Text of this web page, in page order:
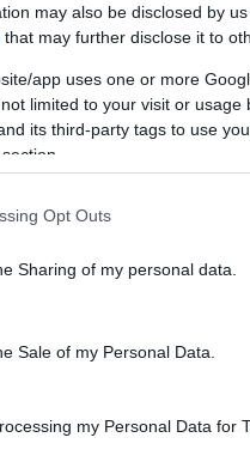
may also be disclosed by
that may further disclose it to
app uses one or more
limited to your visit or
its third-party tags to use
Opt Outs
Sharing of my personal data.
Sale of my Personal Data.
my Personal Data for